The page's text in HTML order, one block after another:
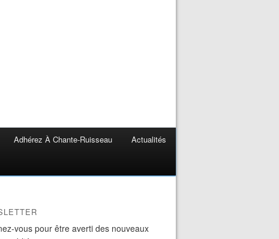
Adhérez À Chante-Ruisseau Actualités
vous pour être averti des nouveaux